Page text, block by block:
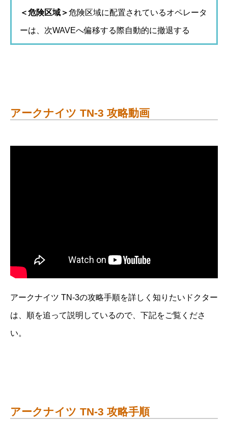
＜危険区域＞危険区域に配置されているオペレータ
ーは、次WAVEへ偏移する際自動的に撤退する
アークナイツ TN-3 攻略動画
アークナイツ TN-3の攻略手順を詳しく知りたいドクター
は、順を追って説明しているので、下記をご覧くださ
い。
アークナイツ TN-3 攻略手順